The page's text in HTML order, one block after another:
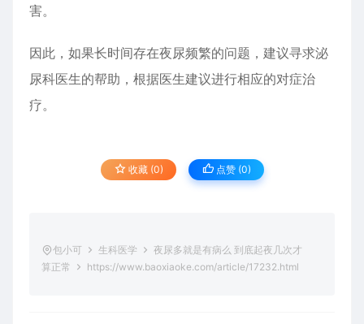
害。
因此，如果长时间存在夜尿频繁的问题，建议寻求泌
尿科医生的帮助，根据医生建议进行相应的对症治
疗。
收藏 (0) 点赞 (0)
包小可 生科医学
夜尿多就是有病么 到底起夜几次才
算正常
https://www.baoxiaoke.com/article/17232.html